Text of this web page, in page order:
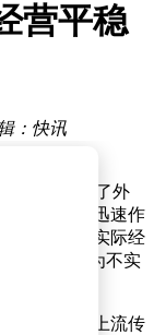
营平稳
：快讯
员工降薪
传播，引发了外
兰天集团迅速作
与企业的实际经
”等说法均为不实
料在网络上流传